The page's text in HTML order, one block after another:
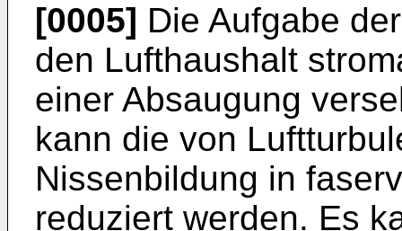
[0005] Die Aufgabe
den Lufthaushalt
einer Absaugung
kann die von
Nissenbildung in
reduziert werden. Es